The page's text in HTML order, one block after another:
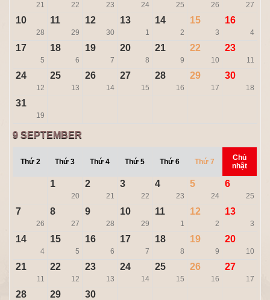
21 22 23 24 25 26 27
10
28
11
29
12
30
13
1
14
2
15
3
16
4
17
5
18
6
19
7
20
8
21
9
22
10
23
11
24
12
25
13
26
14
27
15
28
16
29
17
30
18
31
19
9 SEPTEMBER
Thứ 2 Thứ 3 Thứ 4 Thứ 5 Thứ 6 Thứ 7
Chủ
nhật
1
20
2
21
3
22
4
23
5
24
6
25
7
26
8
27
9
28
10
29
11
1
12
2
13
3
14
4
15
5
16
6
17
7
18
8
19
9
20
10
21
11
22
12
23
13
24
14
25
15
26
16
27
17
28 29 30